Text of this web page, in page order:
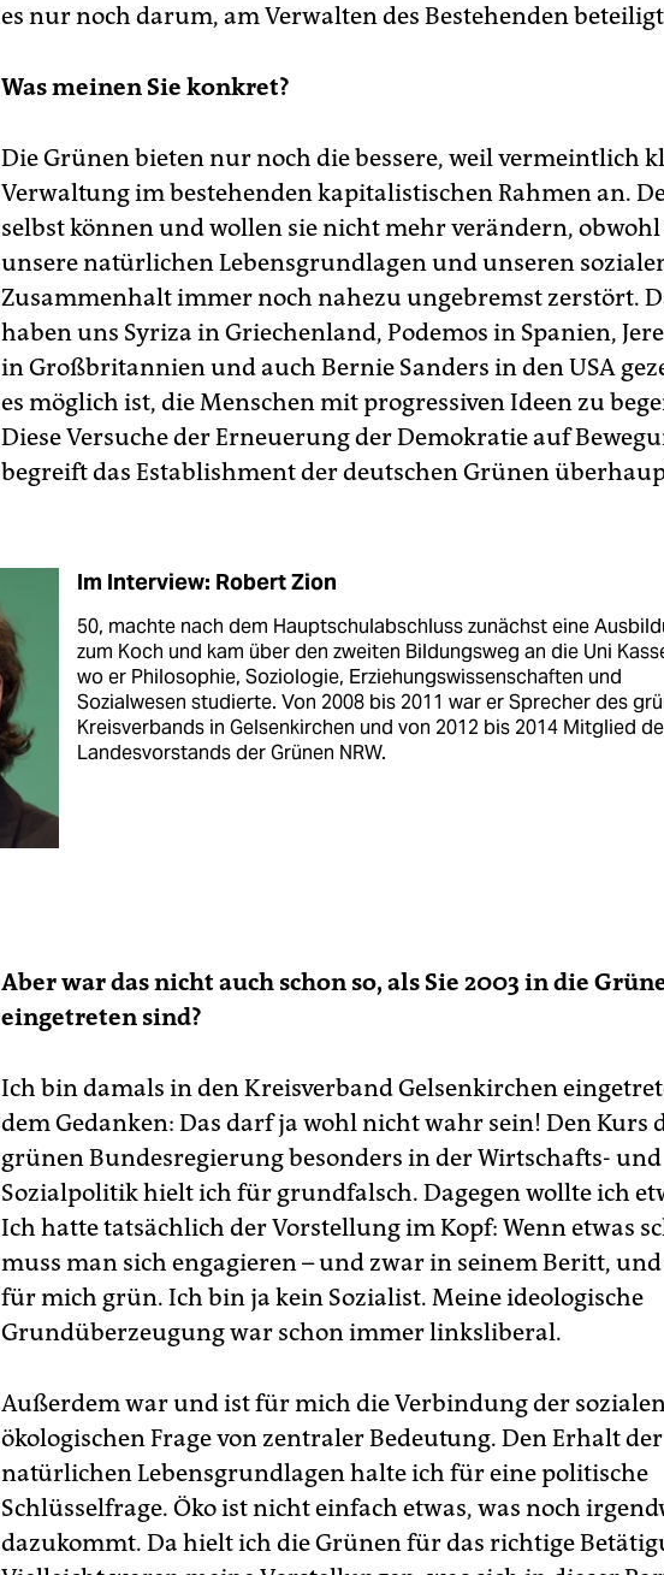
es nur noch darum, am Verwalten des Bestehenden
Was meinen Sie konkret?
Die Grünen bieten nur noch die bessere, weil vermeintlich
Verwaltung im bestehenden kapitalistischen Rahmen an.
selbst können und wollen sie nicht mehr verändern,
unsere natürlichen Lebensgrundlagen und unseren
Zusammenhalt immer noch nahezu ungebremst zerstört.
haben uns Syriza in Griechenland, Podemos in Spanien,
in Großbritannien und auch Bernie Sanders in den USA
es möglich ist, die Menschen mit progressiven Ideen zu
Diese Versuche der Erneuerung der Demokratie auf
begreift das Establishment der deutschen Grünen
Im Interview: Robert Zion
50, machte nach dem Hauptschulabschluss zunächst eine
zum Koch und kam über den zweiten Bildungsweg an die Uni
wo er Philosophie, Soziologie, Erziehungswissenschaften und
Sozialwesen studierte. Von 2008 bis 2011 war er Sprecher des
Kreisverbands in Gelsenkirchen und von 2012 bis 2014 Mitglied
Landesvorstands der Grünen NRW.
Aber war das nicht auch schon so, als Sie 2003 in die
eingetreten sind?
Ich bin damals in den Kreisverband Gelsenkirchen
dem Gedanken: Das darf ja wohl nicht wahr sein! Den Kurs
grünen Bundesregierung besonders in der Wirtschafts- und
Sozialpolitik hielt ich für grundfalsch. Dagegen wollte ich
Ich hatte tatsächlich der Vorstellung im Kopf: Wenn etwas
muss man sich engagieren – und zwar in seinem Beritt,
für mich grün. Ich bin ja kein Sozialist. Meine ideologische
Grundüberzeugung war schon immer linksliberal.
Außerdem war und ist für mich die Verbindung der
ökologischen Frage von zentraler Bedeutung. Den Erhalt der
natürlichen Lebensgrundlagen halte ich für eine politische
Schlüsselfrage. Öko ist nicht einfach etwas, was noch
dazukommt. Da hielt ich die Grünen für das richtige